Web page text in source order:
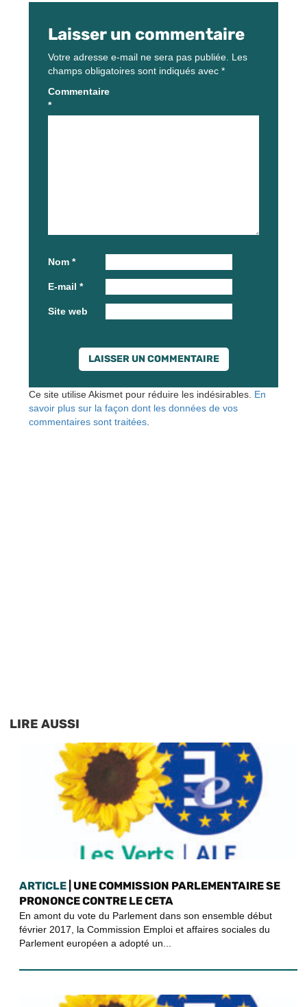
Laisser un commentaire
Votre adresse e-mail ne sera pas publiée. Les
champs obligatoires sont indiqués avec *
Commentaire
*
Nom *
E-mail *
Site web
Ce site utilise Akismet pour réduire les indésirables. En
savoir plus sur la façon dont les données de vos
commentaires sont traitées
LIRE AUSSI
ARTICLE | UNE COMMISSION PARLEMENTAIRE SE
PRONONCE CONTRE LE CETA
En amont du vote du Parlement dans son ensemble début
février 2017, la Commission Emploi et affaires sociales du
Parlement européen a adopté un...